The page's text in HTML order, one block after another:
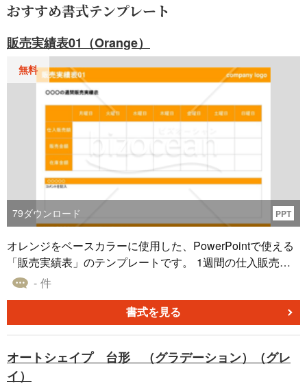
おすすめ書式テンプレート
販売実績表01（Orange）
無料
79ダウンロード PPT
オレンジをベースカラーに使用した、PowerPointで使える
「販売実績表」のテンプレートです。 1週間の仕入販売価
格・販売価格・在庫金額について、曜日別に記入できるレ
無料でダウンロードすることができます。ぜひご利用くだ
- 件
書式を見る
オートシェイプ 台形 （グラデーション）（グレ
イ）